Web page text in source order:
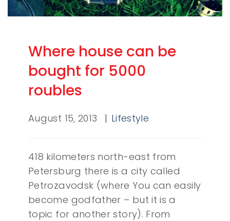
Where house can be
bought for 5000
roubles
August 15, 2013 Lifestyle
418 kilometers north-east from
Petersburg there is a city called
Petrozavodsk (where You can easily
become godfather – but it is a
topic for another story). From